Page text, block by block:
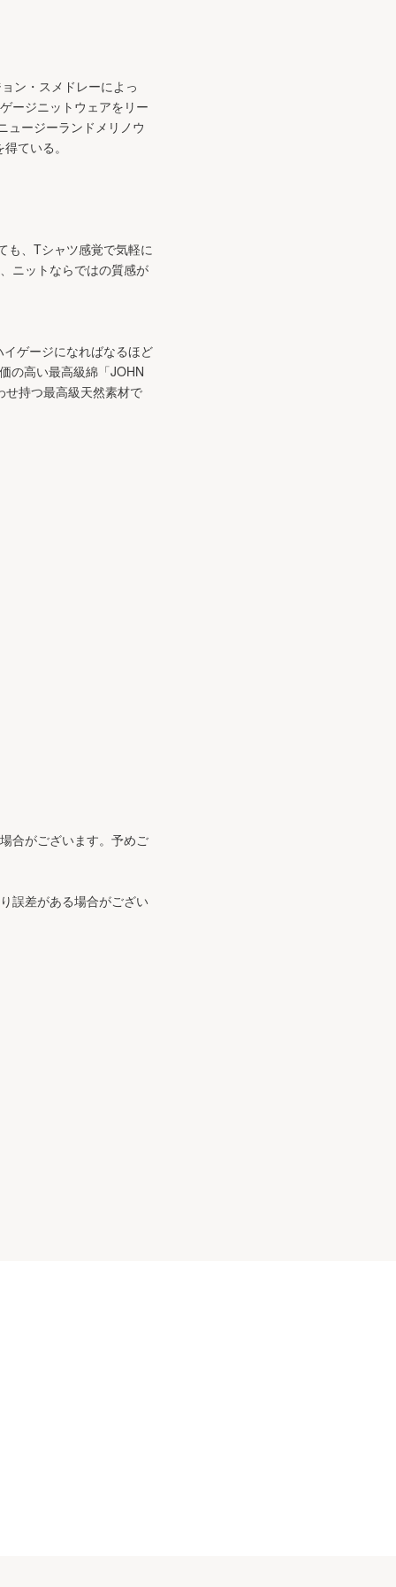
ン・スメドレーによっ
ージニットウェアをリー
ュージーランドメリノウ
ている。
も、Tシャツ感覚で気軽に
ニットならではの質感が
ゲージになればなるほど
の高い最高級綿「JOHN
せ持つ最高級天然素材で
合がございます。予めご
誤差がある場合がござい